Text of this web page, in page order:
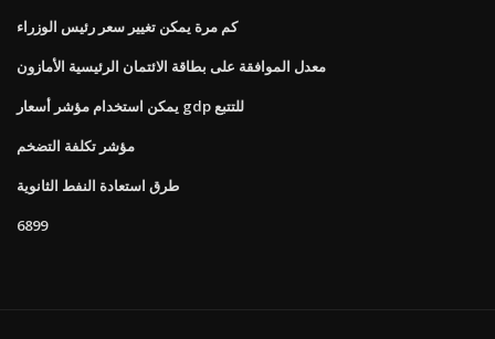
كم مرة يمكن تغيير سعر رئيس الوزراء
معدل الموافقة على بطاقة الائتمان الرئيسية الأمازون
يمكن استخدام مؤشر أسعار gdp للتتبع
مؤشر تكلفة التضخم
طرق استعادة النفط الثانوية
6899